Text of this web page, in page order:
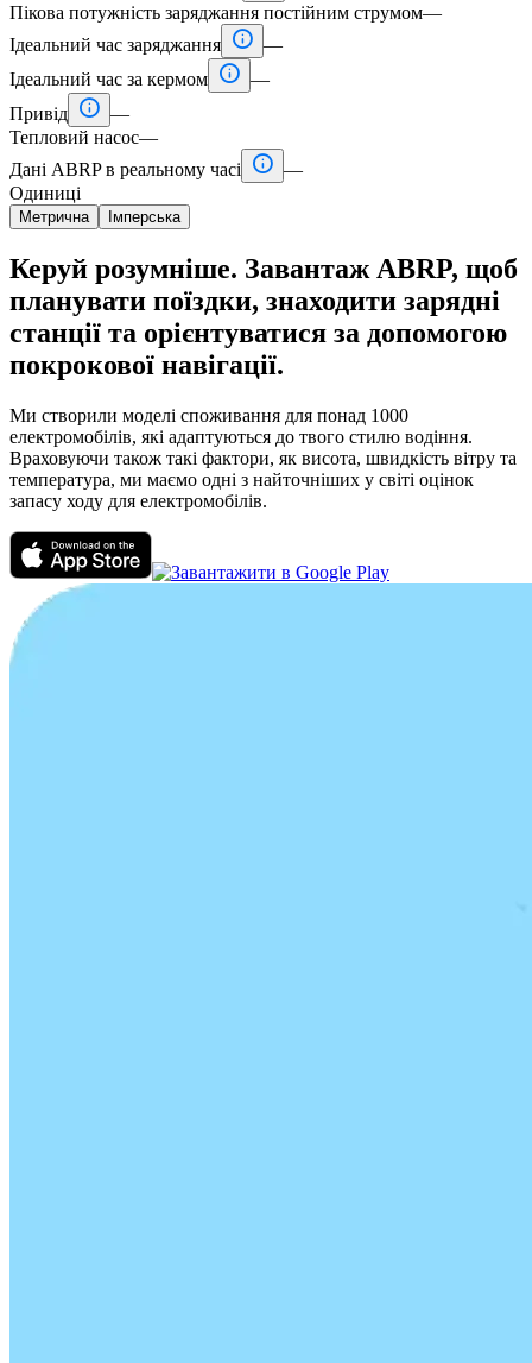
Пікова потужність заряджання постійним струмом—
Ідеальний час заряджання  —
Ідеальний час за кермом  —
Привід  —
Тепловий насос—
Дані ABRP в реальному часі
 —
Одиниці
Метрична Імперська
Керуй розумніше. Завантаж ABRP, щоб
планувати поїздки, знаходити зарядні
станції та орієнтуватися за допомогою
покрокової навігації.
Ми створили моделі споживання для понад 1000
електромобілів, які адаптуються до твого стилю водіння.
Враховуючи також такі фактори, як висота, швидкість вітру та
температура, ми маємо одні з найточніших у світі оцінок
запасу ходу для електромобілів.